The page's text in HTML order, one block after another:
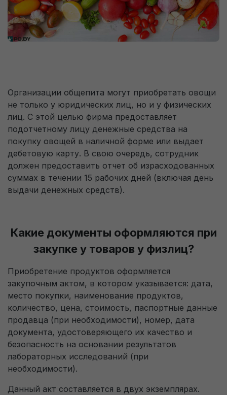
Организации общепита могут приобретать овощи
не только у юридических лиц, но и у физических
лиц. С этой целью фирма предоставляет
подотчетному лицу денежные средства на
покупку овощей в наличной форме или выдает
дебетовую карту. В свою очередь, сотрудник
должен предоставить отчет об израсходованных
суммах в течении 15 рабочих дней (включая день
выдачи денежных средств).
Какие документы оформляются при
закупке у товаров у физлиц?
Приобретение продуктов оформляется
закупочным актом, в котором указывается: дата,
место покупки, наименование продуктов,
количество, цена, стоимость, паспортные данные
продавца (при необходимости), номер, дата
документа, удостоверяющего их качество и
безопасность на основании результатов
лабораторных исследований (при
необходимости).
Данный акт составляется в двух экземплярах.
оформления заявки
На указанный E-mail будет отправлен доступ к 1С.
На телефон придет sms-код для подтверждения того, что
Вы не робот.
Перезвоните мне для консультации. (по
Получить пробный доступ
Пользовательское соглашение на обработку
персональных данных